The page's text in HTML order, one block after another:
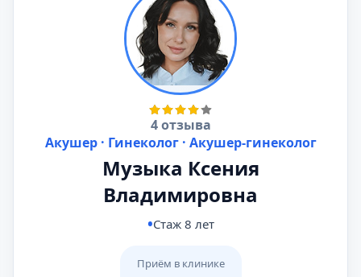
4 отзыва
Акушер · Гинеколог · Акушер-гинеколог
Музыка Ксения
Владимировна
Стаж 8 лет
Приём в клинике